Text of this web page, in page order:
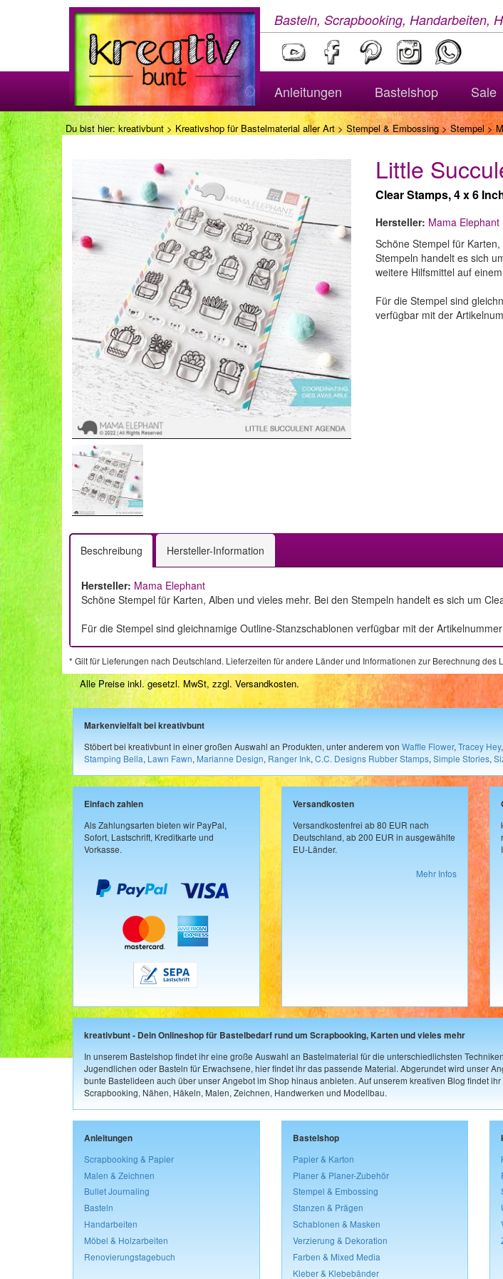
Basteln, Scrapbooking, Handarbeiten,
Anleitungen Bastelshop Sale
Du bist hier: kreativbunt > Kreativshop für Bastelmaterial aller Art> Stempel & Embossing> Stempel>
Little
Clear Stamps, 4 x 6
Hersteller: Mama Elephant
Schöne Stempel für
Stempeln handelt es sich
weitere Hilfsmittel auf
Für die Stempel sind
verfügbar mit der
Beschreibung Hersteller-Information
Hersteller: Mama Elephant
Schöne Stempel für Karten, Alben und vieles mehr. Bei den Stempeln handelt es sich um
Für die Stempel sind gleichnamige Outline-Stanzschablonen verfügbar mit der
* Gilt für Lieferungen nach Deutschland. Lieferzeiten für andere Länder und Informationen zur Berechnung des
Alle Preise inkl. gesetzl. MwSt, zzgl. Versandkosten.
Markenvielfalt bei kreativbunt
Stöbert bei kreativbunt in einer großen Auswahl an Produkten, unter anderem von Waffle Flower, Tracey Hey,
Stamping Bella, Lawn Fawn, Marianne Design, Ranger Ink, C.C. Designs Rubber Stamps, Simple Stories,
Einfach zahlen
Als Zahlungsarten bieten wir PayPal,
Sofort, Lastschrift, Kreditkarte und
Vorkasse.
Versandkosten
Versandkostenfrei ab 80 EUR nach
Deutschland, ab 200 EUR in ausgewählte
EU-Länder.
Mehr Infos
kreativbunt - Dein Onlineshop für Bastelbedarf rund um Scrapbooking, Karten und vieles mehr
In unserem Bastelshop findet ihr eine große Auswahl an Bastelmaterial für die unterschiedlichsten
Jugendlichen oder Basteln für Erwachsene, hier findet ihr das passende Material. Abgerundet wird unser
bunte Bastelideen auch über unser Angebot im Shop hinaus anbieten. Auf unserem kreativen Blog findet
Scrapbooking, Nähen, Häkeln, Malen, Zeichnen, Handwerken und Modellbau.
Anleitungen
Scrapbooking & Papier
Malen & Zeichnen
Bullet Journaling
Basteln
Handarbeiten
Möbel & Holzarbeiten
Renovierungstagebuch
Bastelshop
Papier & Karton
Planer & Planer-Zubehör
Stempel & Embossing
Stanzen & Prägen
Schablonen & Masken
Verzierung & Dekoration
Farben & Mixed Media
Kleber & Klebebänder